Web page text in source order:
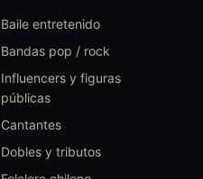
Baile entretenido
Bandas pop / rock
Influencers y figuras
públicas
Cantantes
Dobles y tributos